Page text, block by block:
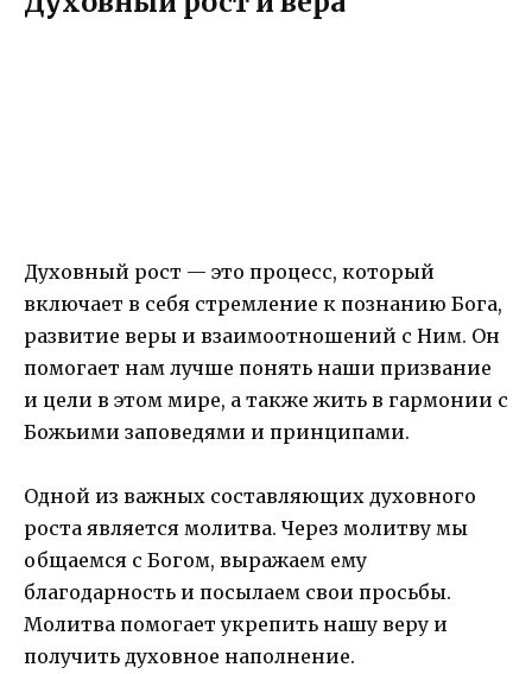
Духовный рост — это процесс, который
включает в себя стремление к познанию Бога,
развитие веры и взаимоотношений с Ним. Он
помогает нам лучше понять наши призвание
и цели в этом мире, а также жить в гармонии с
Божьими заповедями и принципами.
Одной из важных составляющих духовного
роста является молитва. Через молитву мы
общаемся с Богом, выражаем ему
благодарность и посылаем свои просьбы.
Молитва помогает укрепить нашу веру и
получить духовное наполнение.